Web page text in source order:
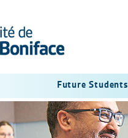
Future Students